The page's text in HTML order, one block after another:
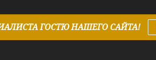
ГОСТЮ НАШЕГО САЙТА!